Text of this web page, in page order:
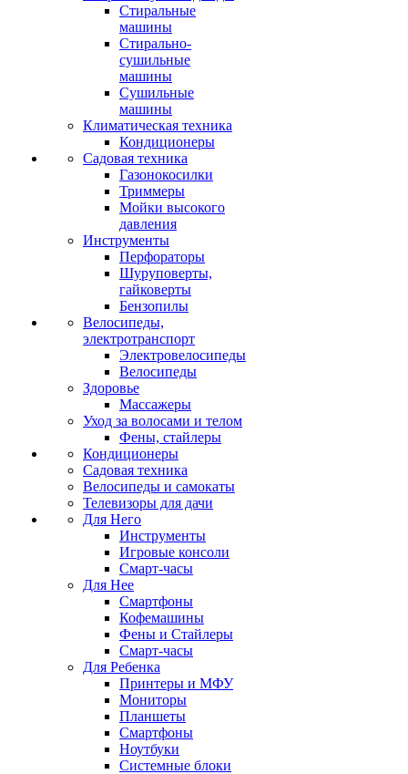
Стиральные
машины
Стирально-
сушильные
машины
Сушильные
машины
Климатическая техника
Кондиционеры
Садовая техника
Газонокосилки
Триммеры
Мойки высокого
давления
Инструменты
Перфораторы
Шуруповерты,
гайковерты
Бензопилы
Велосипеды,
электротранспорт
Электровелосипеды
Велосипеды
Здоровье
Массажеры
Уход за волосами и телом
Фены, стайлеры
Кондиционеры
Садовая техника
Велосипеды и самокаты
Телевизоры для дачи
Для Него
Инструменты
Игровые консоли
Смарт-часы
Для Нее
Смартфоны
Кофемашины
Фены и Стайлеры
Смарт-часы
Для Ребенка
Принтеры и МФУ
Мониторы
Планшеты
Смартфоны
Ноутбуки
Системные блоки